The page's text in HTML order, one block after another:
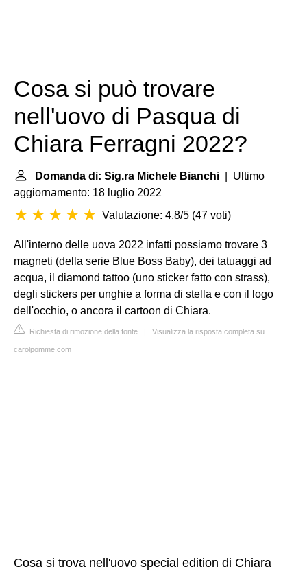
Cosa si può trovare
nell'uovo di Pasqua di
Chiara Ferragni 2022?
Domanda di: Sig.ra Michele Bianchi | Ultimo
aggiornamento: 18 luglio 2022
Valutazione: 4.8/5 (47 voti)
All'interno delle uova 2022 infatti possiamo trovare 3
magneti (della serie Blue Boss Baby), dei tatuaggi ad
acqua, il diamond tattoo (uno sticker fatto con strass),
degli stickers per unghie a forma di stella e con il logo
dell'occhio, o ancora il cartoon di Chiara.
Richiesta di rimozione della fonte | Visualizza la risposta completa su
carolpomme.com
Cosa si trova nell'uovo special edition di Chiara